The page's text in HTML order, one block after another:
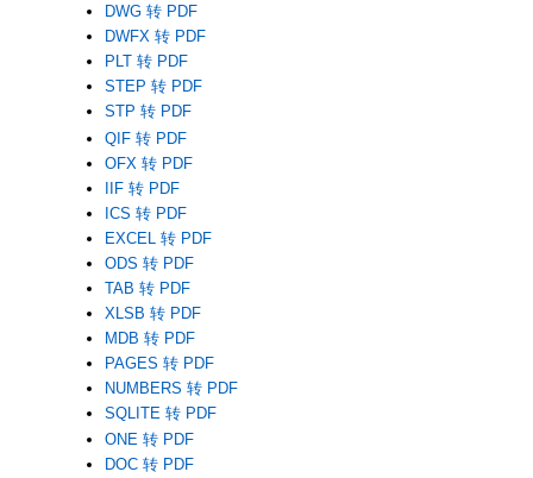
DWG 转 PDF
DWFX 转 PDF
PLT 转 PDF
STEP 转 PDF
STP 转 PDF
QIF 转 PDF
OFX 转 PDF
IIF 转 PDF
ICS 转 PDF
EXCEL 转 PDF
ODS 转 PDF
TAB 转 PDF
XLSB 转 PDF
MDB 转 PDF
PAGES 转 PDF
NUMBERS 转 PDF
SQLITE 转 PDF
ONE 转 PDF
DOC 转 PDF